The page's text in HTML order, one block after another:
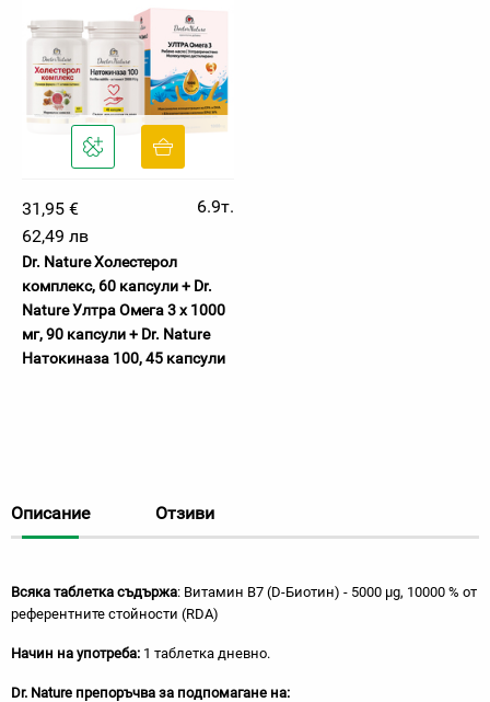
31,95 €
6.9т.
62,49 лв
Dr. Nature Холестерол
комплекс, 60 капсули + Dr.
Nature Ултра Омега 3 х 1000
мг, 90 капсули + Dr. Nature
Натокиназа 100, 45 капсули
Описание Отзиви
Всяка таблетка съдържа: Витамин В7 (D-Биотин) - 5000 µg, 10000 % от
референтните стойности (RDA)
Начин на употреба: 1 таблетка дневно.
Dr. Nature препоръчва за подпомагане на: